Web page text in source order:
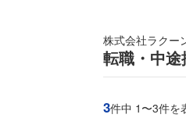
株式会社ラクー
転職・中
3件中 1〜3件を